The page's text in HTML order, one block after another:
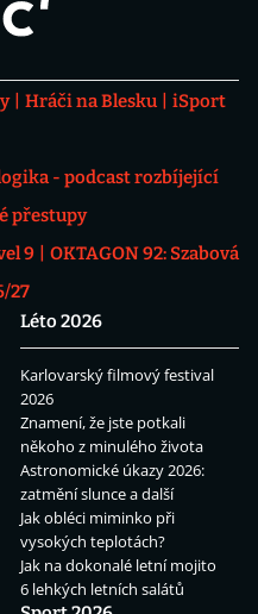
Hráči na Blesku
iSport
- podcast rozbíjející
přestupy
9
OKTAGON 92: Szabová
27
Léto 2026
Karlovarský filmový festival
2026
Znamení, že jste potkali
někoho z minulého života
Astronomické úkazy 2026:
zatmění slunce a další
Jak obléci miminko při
vysokých teplotách?
Jak na dokonalé letní mojito
6 lehkých letních salátů